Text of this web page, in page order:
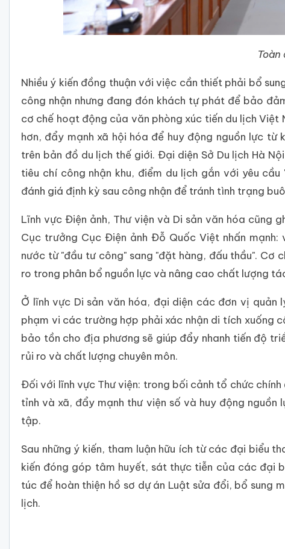
Toàn
Nhiều ý kiến đồng thuận với việc cần thiết phải bổ
công nhận nhưng đang đón khách tự phát để bảo
cơ chế hoạt động của văn phòng xúc tiến du lịch
hơn, đẩy mạnh xã hội hóa để huy động nguồn lực
trên bản đồ du lịch thế giới. Đại diện Sở Du lịch Hà
tiêu chí công nhận khu, điểm du lịch gắn với yêu
đánh giá định kỳ sau công nhận để tránh tình trạng
Lĩnh vực Điện ảnh, Thư viện và Di sản văn hóa cũng
Cục trưởng Cục Điện ảnh Đỗ Quốc Việt nhấn
nước từ "đầu tư công" sang "đặt hàng, đấu thầu". Cơ
ro trong phân bổ nguồn lực và nâng cao chất lượng
Ở lĩnh vực Di sản văn hóa, đại diện các đơn vị
phạm vi các trường hợp phải xác nhận di tích xuống
bảo tồn cho địa phương sẽ giúp đẩy nhanh tiến độ
rủi ro và chất lượng chuyên môn.
Đối với lĩnh vực Thư viện: trong bối cảnh tổ chức
tỉnh và xã, đẩy mạnh thư viện số và huy động
tập.
Sau những ý kiến, tham luận hữu ích từ các đại biểu
kiến đóng góp tâm huyết, sát thực tiễn của các đại
túc để hoàn thiện hồ sơ dự án Luật sửa đổi, bổ sung
lịch.